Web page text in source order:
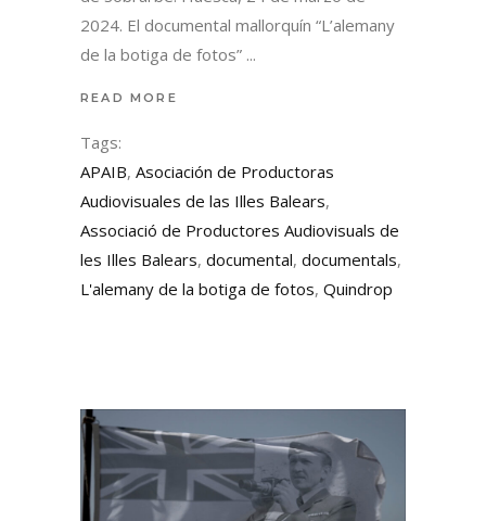
2024. El documental mallorquín “L’alemany
de la botiga de fotos”
READ MORE
Tags:
APAIB, Asociación de Productoras
Audiovisuales de las Illes Balears,
Associació de Productores Audiovisuals de
les Illes Balears, documental, documentals,
L'alemany de la botiga de fotos, Quindrop